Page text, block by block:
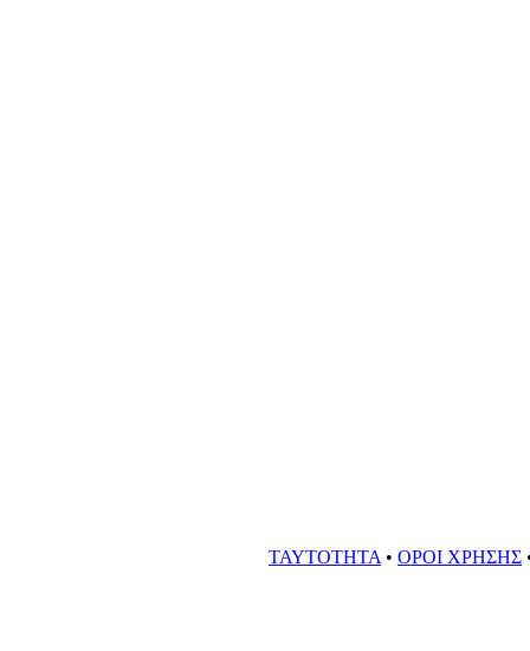
ΤΑΥΤΟΤΗΤΑ • ΟΡΟΙ ΧΡΗΣΗΣ